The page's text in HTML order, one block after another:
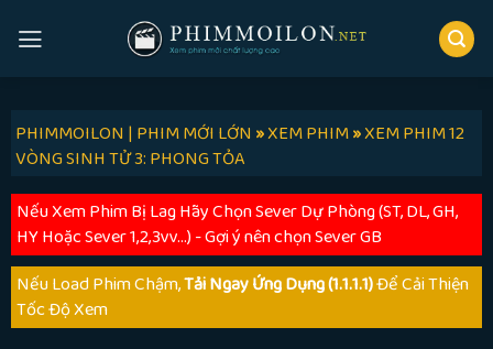
PHIMMOILON | PHIM MỚI LỚN»XEM PHIM»XEM PHIM 12
VÒNG SINH TỬ 3: PHONG TỎA
Nếu Xem Phim Bị Lag Hãy Chọn Sever Dự Phòng (ST, DL, GH,
HY Hoặc Sever 1,2,3vv...) - Gợi ý nên chọn Sever GB
Nếu Load Phim Chậm,Tải Ngay Ứng Dụng (1.1.1.1)Để Cải Thiện
Tốc Độ Xem